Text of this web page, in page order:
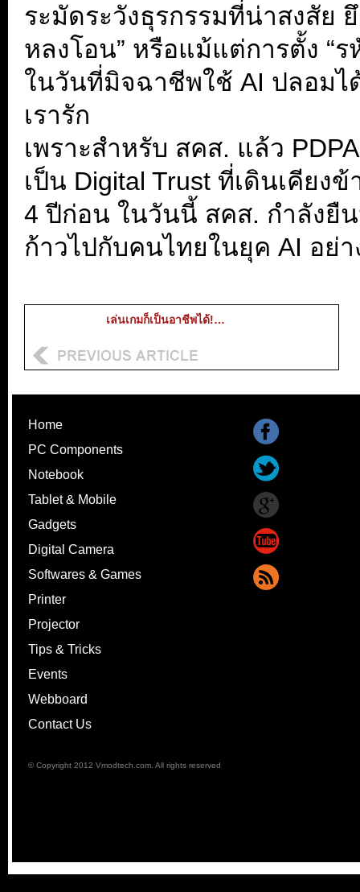
ระมัดระวังธุรกรรมที่น่าสงสัย
หลงโอน” หรือแม้แต่การตั้ง “
ในวันที่มิจฉาชีพใช้ AI ปลอมไ
เรารัก
เพราะสำหรับ สคส. แล้ว
เป็น Digital Trust ที่เดินเคีย
4 ปีก่อน ในวันนี้ สคส. กำลังยื
ก้าวไปกับคนไทยในยุค AI อย่
เล่นเกมก็เป็นอาชีพได้!…
Home
PC Components
Notebook
Tablet & Mobile
Gadgets
Digital Camera
Softwares & Games
Printer
Projector
Tips & Tricks
Events
Webboard
Contact Us
© Copyright 2012 Vmodtech.com. All rights reserved